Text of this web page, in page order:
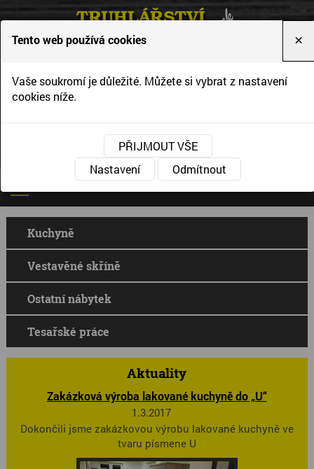
přání
Kuchyně
Vestavěné skříně
Ostatní nábytek
Tesařské práce
Aktuality
Zakázková výroba lakované kuchyně do „U“
1.3.2017
Dokončili jsme zakázkovou výrobu lakované kuchyně ve
tvaru písmene U
Tento web používá cookies ×
Vaše soukromí je důležité. Můžete si vybrat z nastavení
cookies níže.
PŘIJMOUT VŠE
Nastavení
Odmítnout